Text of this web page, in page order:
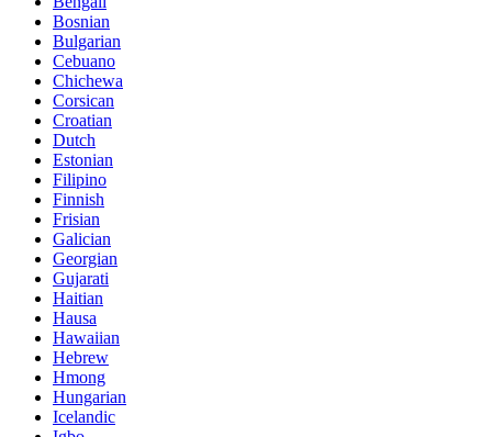
Bosnian
Bulgarian
Cebuano
Chichewa
Corsican
Croatian
Dutch
Estonian
Filipino
Finnish
Frisian
Galician
Georgian
Gujarati
Haitian
Hausa
Hawaiian
Hebrew
Hmong
Hungarian
Icelandic